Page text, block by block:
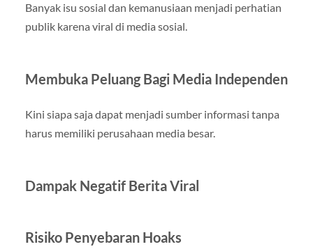
Banyak isu sosial dan kemanusiaan menjadi perhatian
publik karena viral di media sosial.
Membuka Peluang Bagi Media Independen
Kini siapa saja dapat menjadi sumber informasi tanpa
harus memiliki perusahaan media besar.
Dampak Negatif Berita Viral
Risiko Penyebaran Hoaks